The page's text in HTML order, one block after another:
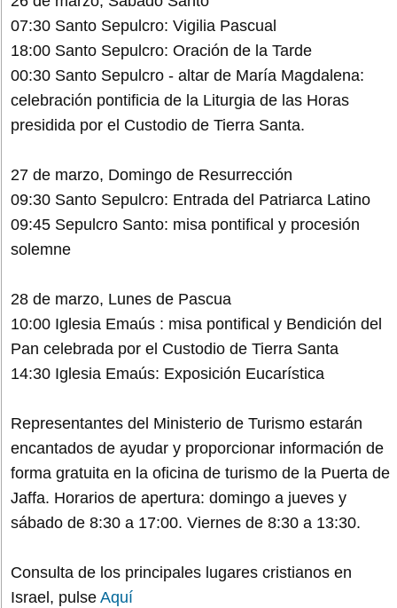
07:30 Santo Sepulcro: Vigilia Pascual
18:00 Santo Sepulcro: Oración de la Tarde
00:30 Santo Sepulcro - altar de María Magdalena:
celebración pontificia de la Liturgia de las Horas
presidida por el Custodio de Tierra Santa.
27 de marzo, Domingo de Resurrección
09:30 Santo Sepulcro: Entrada del Patriarca Latino
09:45 Sepulcro Santo: misa pontifical y procesión
solemne
28 de marzo, Lunes de Pascua
10:00 Iglesia Emaús : misa pontifical y Bendición del
Pan celebrada por el Custodio de Tierra Santa
14:30 Iglesia Emaús: Exposición Eucarística
Representantes del Ministerio de Turismo estarán
encantados de ayudar y proporcionar información de
forma gratuita en la oficina de turismo de la Puerta de
Jaffa. Horarios de apertura: domingo a jueves y
sábado de 8:30 a 17:00. Viernes de 8:30 a 13:30.
Consulta de los principales lugares cristianos en
Israel, pulse Aquí